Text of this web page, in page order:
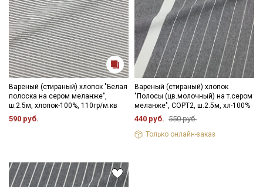
Вареный (стираный) хлопок "Белая
полоска на сером меланже",
ш.2.5м, хлопок-100%, 110гр/м.кв
590 руб.
Вареный (стираный) хлопок
"Полосы (цв.молочный) на т.сером
меланже", СОРТ2, ш.2.5м, хл-100%
440 руб. 550 руб.
Только онлайн-заказ